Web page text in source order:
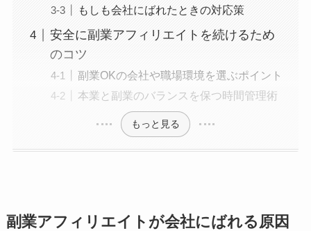
もしも会社にばれたときの対応策
安全に副業アフィリエイトを続けるため
のコツ
副業OKの会社や職場環境を選ぶポイント
本業と副業のバランスを保つ時間管理術
もっと見る
副業アフィリエイトが会社にばれる原因